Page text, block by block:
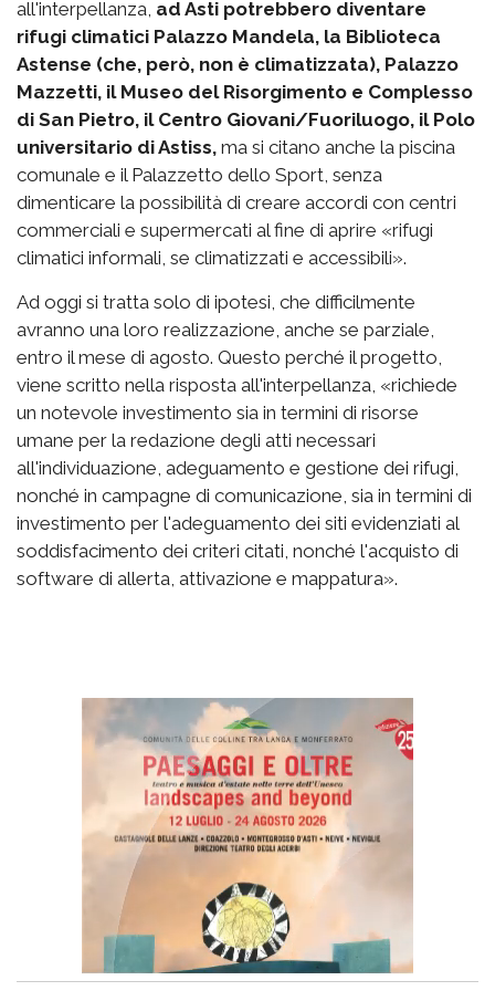
all'interpellanza, ad Asti potrebbero diventare
rifugi climatici Palazzo Mandela, la Biblioteca
Astense (che, però, non è climatizzata), Palazzo
Mazzetti, il Museo del Risorgimento e Complesso
di San Pietro, il Centro Giovani/Fuoriluogo, il Polo
universitario di Astiss, ma si citano anche la piscina
comunale e il Palazzetto dello Sport, senza
dimenticare la possibilità di creare accordi con centri
commerciali e supermercati al fine di aprire «rifugi
climatici informali, se climatizzati e accessibili».
Ad oggi si tratta solo di ipotesi, che difficilmente
avranno una loro realizzazione, anche se parziale,
entro il mese di agosto. Questo perché il progetto,
viene scritto nella risposta all'interpellanza, «richiede
un notevole investimento sia in termini di risorse
umane per la redazione degli atti necessari
all'individuazione, adeguamento e gestione dei rifugi,
nonché in campagne di comunicazione, sia in termini di
investimento per l'adeguamento dei siti evidenziati al
soddisfacimento dei criteri citati, nonché l'acquisto di
software di allerta, attivazione e mappatura».